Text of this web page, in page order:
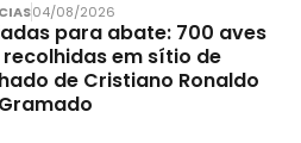
04/08/2026
para abate: 700 aves
em sítio de
de Cristiano Ronaldo